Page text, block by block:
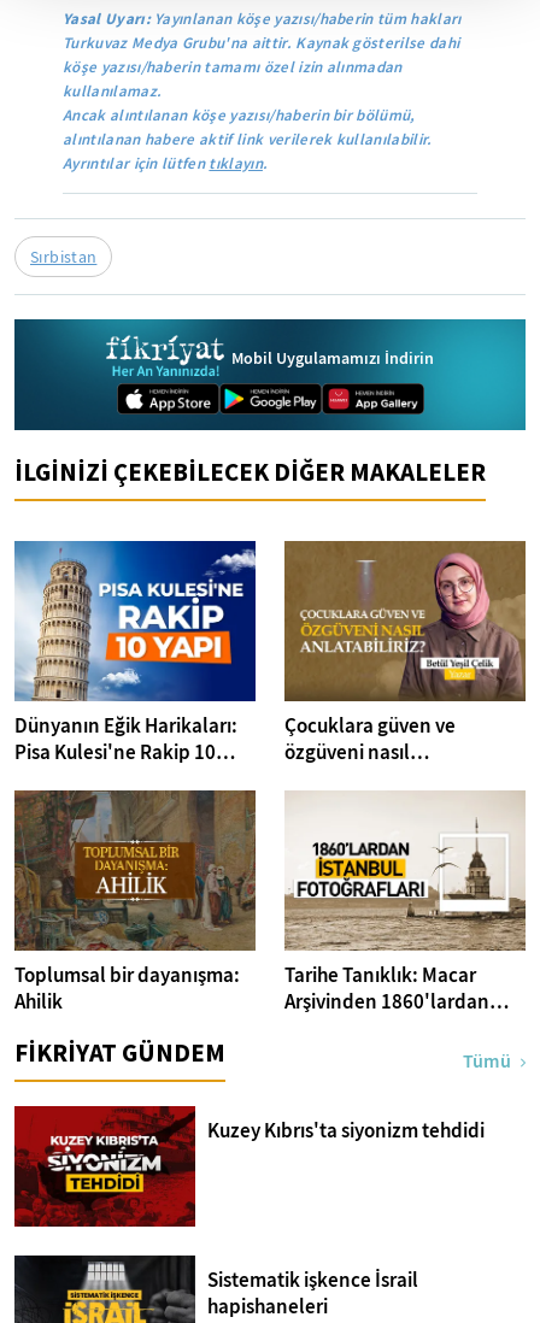
Yasal Uyarı:Yayınlanan köşe yazısı/haberin tüm hakları
Turkuvaz Medya Grubu'na aittir. Kaynak gösterilse dahi
köşe yazısı/haberin tamamı özel izin alınmadan
kullanılamaz.
Ancak alıntılanan köşe yazısı/haberin bir bölümü,
alıntılanan habere aktif link verilerek kullanılabilir.
Ayrıntılar için lütfentıklayın.
Sırbistan
Mobil Uygulamamızı İndirin
İLGİNİZİ ÇEKEBİLECEK DİĞER MAKALELER
Dünyanın Eğik Harikaları:
Pisa Kulesi'ne Rakip 10
Çocuklara güven ve
özgüveni nasıl
Toplumsal bir dayanışma:
Ahilik
Tarihe Tanıklık: Macar
Arşivinden 1860'lardan
FİKRİYAT GÜNDEM Tümü
Kuzey Kıbrıs'ta siyonizm tehdidi
Sistematik işkence İsrail
hapishaneleri